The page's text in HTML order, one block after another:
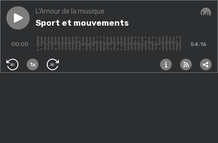
Play episodeSport et mouvements
L'Amour de la musique
Sport et mouvements
00:00 54:16
30 1x 30